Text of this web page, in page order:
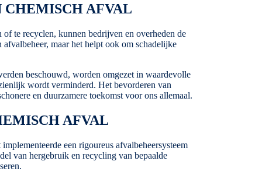
CHEMISCH AFVAL
te recyclen, kunnen bedrijven en overheden de
maar het helpt ook om schadelijke
beschouwd, worden omgezet in waardevolle
wordt verminderd. Het bevorderen van
en duurzamere toekomst voor ons allemaal.
AFVAL
een rigoureus afvalbeheersysteem
van hergebruik en recycling van bepaalde